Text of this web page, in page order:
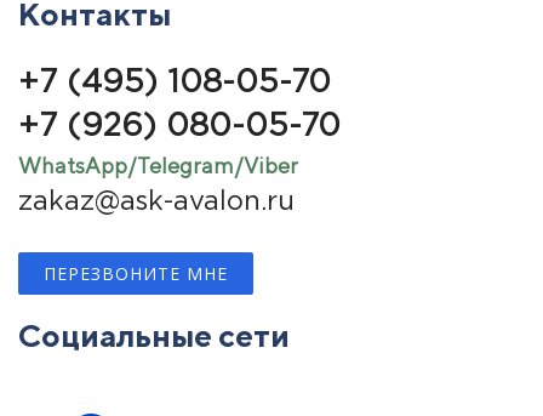
Контакты
+7 (495) 108-05-70
+7 (926) 080-05-70
WhatsApp/Telegram/Viber
zakaz@ask-avalon.ru
ПЕРЕЗВОНИТЕ МНЕ
Социальные сети